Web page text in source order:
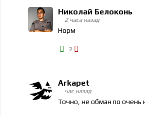
Николай Белоконь
2 часа назад
Норм
3
Arkapet
час назад
Точно, не обман по очень